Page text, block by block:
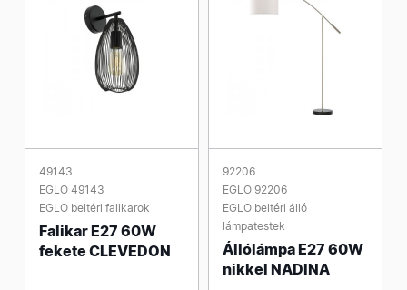
49143
EGLO 49143
EGLO beltéri falikarok
Falikar E27 60W
fekete CLEVEDON
92206
EGLO 92206
EGLO beltéri álló
lámpatestek
Állólámpa E27 60W
nikkel NADINA